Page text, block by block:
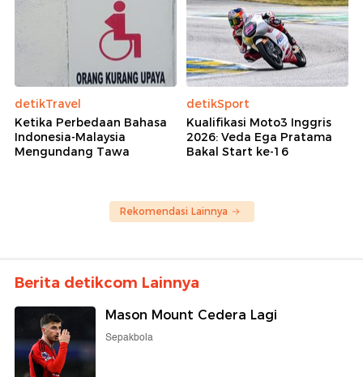
detikTravel
Ketika Perbedaan Bahasa
Indonesia-Malaysia
Mengundang Tawa
detikSport
Kualifikasi Moto3 Inggris
2026: Veda Ega Pratama
Bakal Start ke-16
Rekomendasi Lainnya
Berita detikcom Lainnya
Mason Mount Cedera Lagi
Sepakbola